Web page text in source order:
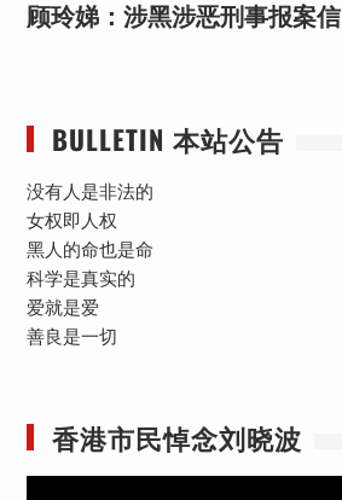
顾玲娣：涉黑涉恶刑事报案信
BULLETIN 本站公告
没有人是非法的
女权即人权
黑人的命也是命
科学是真实的
爱就是爱
善良是一切
香港市民悼念刘晓波